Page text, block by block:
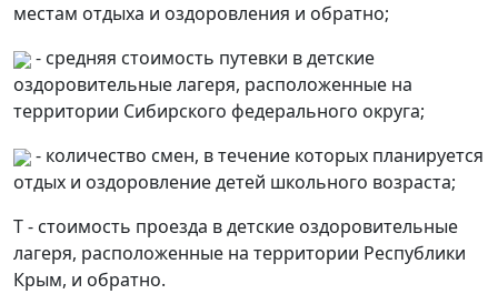
местам отдыха и оздоровления и обратно;
- средняя стоимость путевки в детские
оздоровительные лагеря, расположенные на
территории Сибирского федерального округа;
- количество смен, в течение которых планируется
отдых и оздоровление детей школьного возраста;
Т - стоимость проезда в детские оздоровительные
лагеря, расположенные на территории Республики
Крым, и обратно.